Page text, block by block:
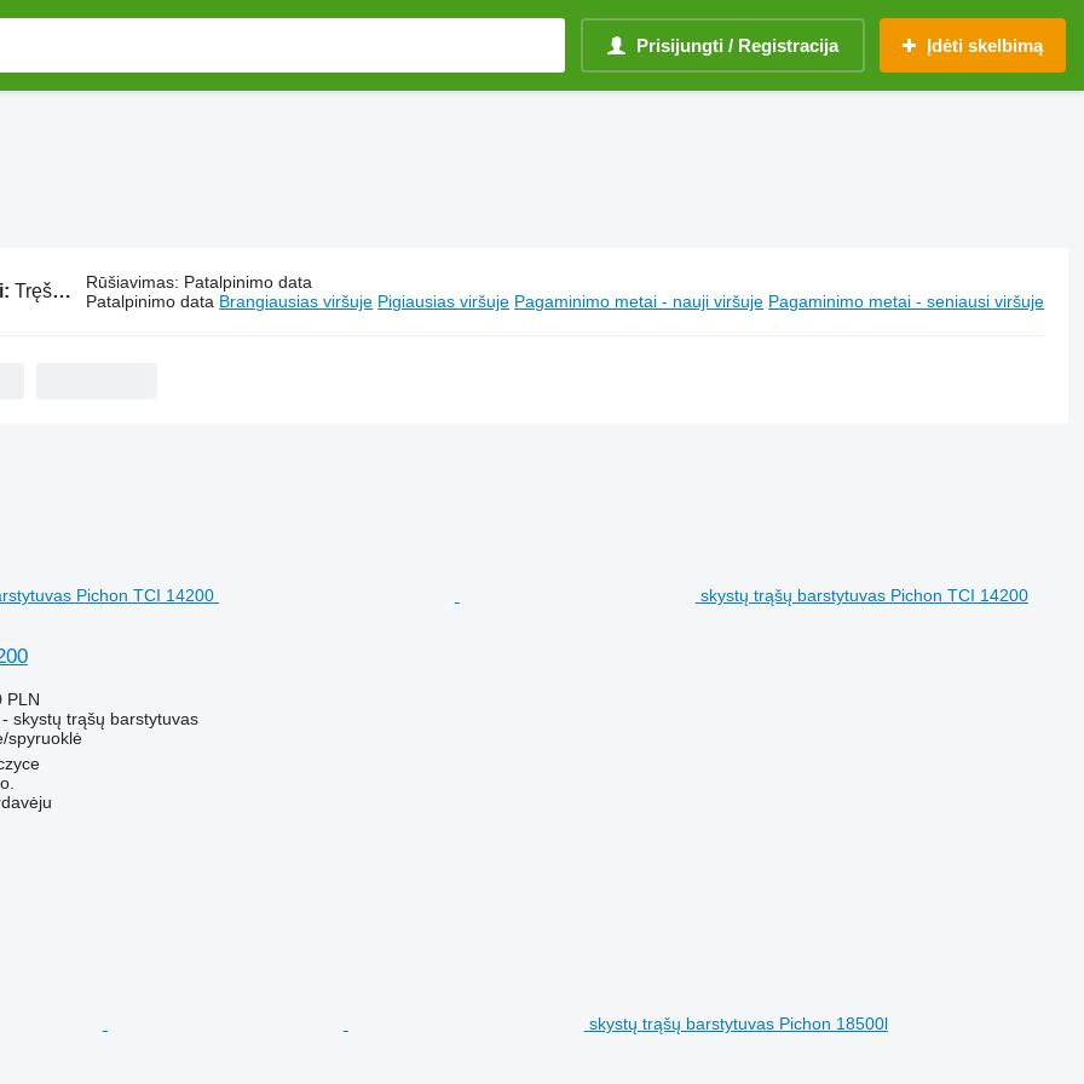
Prisijungti / Registracija Įdėti skelbimą
Tręšimo technika Pichon Rūšiavimas: Patalpinimo data
Patalpinimo data Brangiausias viršuje Pigiausias viršuje Pagaminimo metai - nauji viršuje Pagaminimo metai - seniausi viršuje
skystų trąšų barstytuvas Pichon TCI 14200
PLN
skystų trąšų barstytuvas
spyruoklė
skystų trąšų barstytuvas Pichon 18500l